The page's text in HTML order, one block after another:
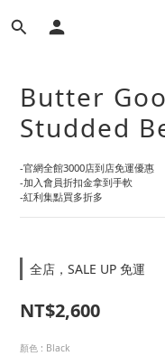
Butter
Studded
-官網全館3000店到店免運優惠
-加入會員折扣金拿到手軟
-紅利集點買多折多
全店，SALE UP 免運
NT$2,600
顏色 : Black